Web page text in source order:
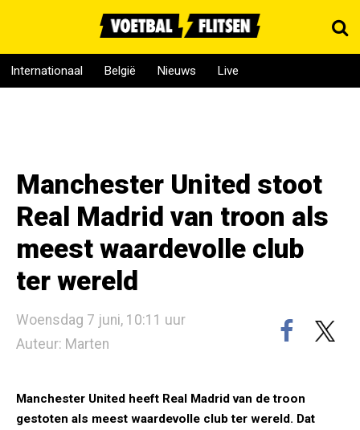
Internationaal België Nieuws Live
Manchester United stoot
Real Madrid van troon als
meest waardevolle club
ter wereld
Woensdag 7 juni, 10:11 uur
Auteur: Marten
Manchester United heeft Real Madrid van de troon
gestoten als meest waardevolle club ter wereld. Dat